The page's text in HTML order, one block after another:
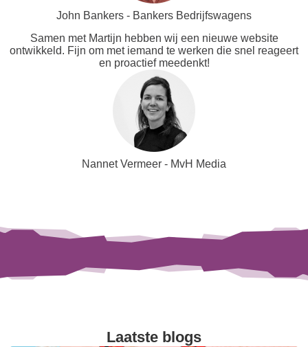
John Bankers - Bankers Bedrijfswagens
Samen met Martijn hebben wij een nieuwe website
ontwikkeld. Fijn om met iemand te werken die snel reageert
en proactief meedenkt!
Nannet Vermeer - MvH Media
Laatste blogs